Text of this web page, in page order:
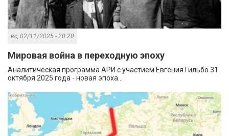
вс, 02/11/2025 - 20:20
Мировая война в переходную эпоху
Аналитическая программа АРИ с участием Евгения Гильбо 31
октября 2025 года - новая эпоха...